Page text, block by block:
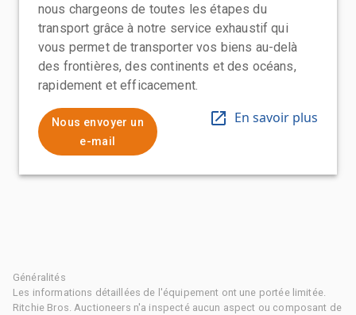
nous chargeons de toutes les étapes du
transport grâce à notre service exhaustif qui
vous permet de transporter vos biens au-delà
des frontières, des continents et des océans,
rapidement et efficacement.
Nous envoyer un
e-mail
En savoir plus
Généralités
Les informations détaillées de l'équipement ont une portée limitée.
Ritchie Bros. Auctioneers n'a inspecté aucun aspect ou composant de